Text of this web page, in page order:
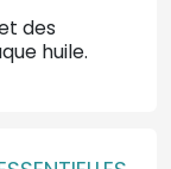
des
huile.